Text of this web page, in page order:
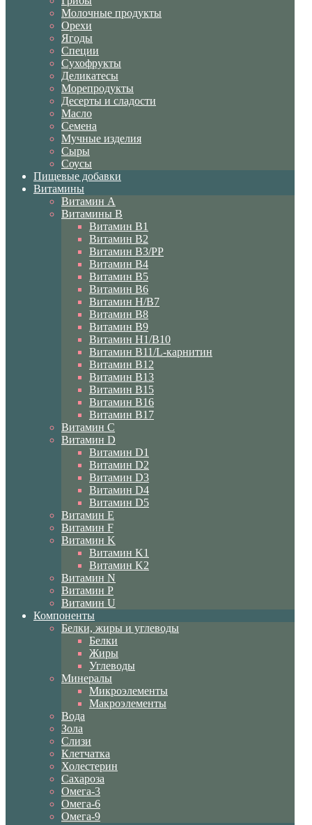
Молочные продукты
Орехи
Ягоды
Специи
Сухофрукты
Деликатесы
Морепродукты
Десерты и сладости
Масло
Семена
Мучные изделия
Сыры
Соусы
Пищевые добавки
Витамины
Витамин A
Витамины B
Витамин B1
Витамин B2
Витамин B3/PP
Витамин B4
Витамин B5
Витамин B6
Витамин H/B7
Витамин B8
Витамин B9
Витамин H1/В10
Витамин B11/L-карнитин
Витамин B12
Витамин B13
Витамин B15
Витамин B16
Витамин B17
Витамин C
Витамин D
Витамин D1
Витамин D2
Витамин D3
Витамин D4
Витамин D5
Витамин E
Витамин F
Витамин K
Витамин K1
Витамин K2
Витамин N
Витамин P
Витамин U
Компоненты
Белки, жиры и углеводы
Белки
Жиры
Углеводы
Минералы
Микроэлементы
Макроэлементы
Вода
Зола
Слизи
Клетчатка
Холестерин
Сахароза
Омега-3
Омега-6
Омега-9